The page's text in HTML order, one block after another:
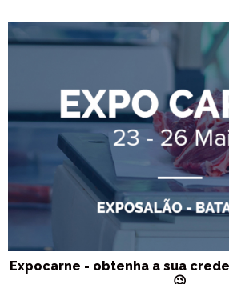
Expocarne - obtenha a sua